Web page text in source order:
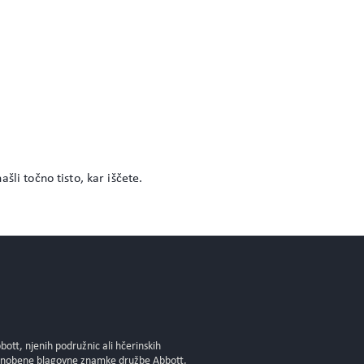
točno tisto, kar iščete.
njenih podružnic ali hčerinskih
blagovne znamke družbe Abbott,